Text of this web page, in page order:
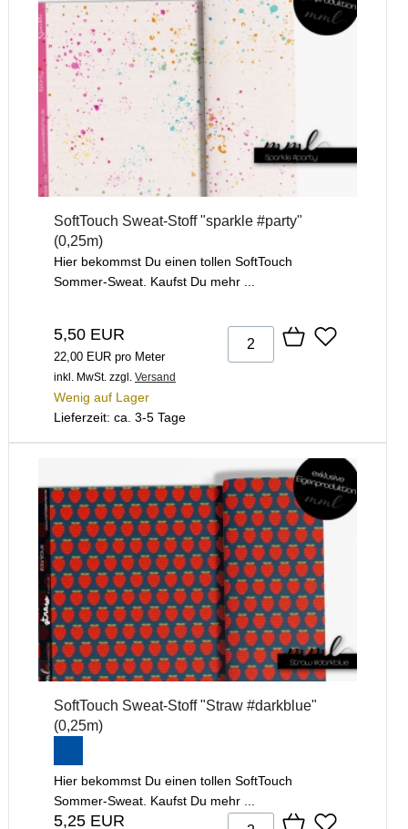
SoftTouch Sweat-Stoff "sparkle #party"
(0,25m)
Hier bekommst Du einen tollen SoftTouch
Sommer-Sweat. Kaufst Du mehr ...
5,50 EUR
22,00 EUR pro Meter
inkl. MwSt. zzgl. Versand
Wenig auf Lager
Lieferzeit: ca. 3-5 Tage
SoftTouch Sweat-Stoff "Straw #darkblue"
(0,25m)
Hier bekommst Du einen tollen SoftTouch
Sommer-Sweat. Kaufst Du mehr ...
5,25 EUR